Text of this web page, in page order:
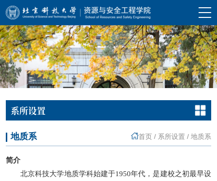
系所设置
地质系 首页 / 系所设置 / 地质系
简介
北京科技大学地质学科始建于1950年代，是建校之初最早设